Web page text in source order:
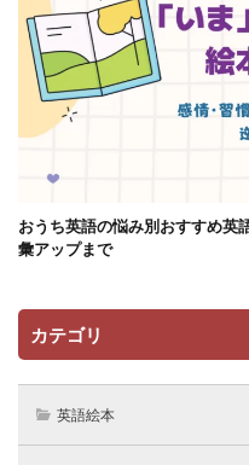
おうち英語の悩み別おすすめ英
彙アップまで
カテゴリ
英語絵本